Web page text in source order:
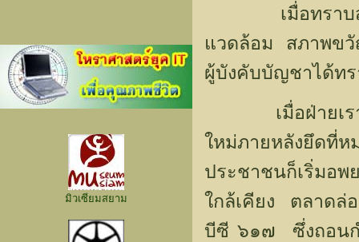
มิวเซียมสยาม
เมื่อทราบสถา
แวดล้อม สภาพขวั
ผู้บังคับบัญชาได้ท
เมื่อฝ่ายเราเสี
ใหม่ภายหลังยึดที่
ประชาชนก็เริ่มอพ
ใกล้เคียง ตลาดล่
บีซี ๖๑๗ ซึ่งถอนก